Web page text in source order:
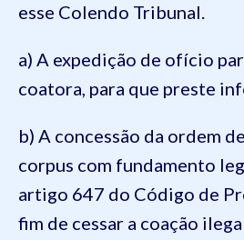
esse Colendo Tribunal.
a) A expedição de ofício
coatora, para que preste
b) A concessão da ordem
corpus com fundamento
artigo 647 do Código de
fim de cessar a coação